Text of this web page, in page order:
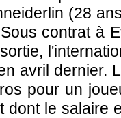
(28
contrat à
avril dernier.
pour un
dont le salaire